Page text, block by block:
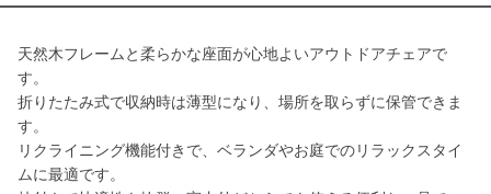
天然木フレームと柔らかな座面が心地よいアウトドアチェアで
す。
折りたたみ式で収納時は薄型になり、場所を取らずに保管できま
す。
リクライニング機能付きで、ベランダやお庭でのリラックスタイ
ムに最適です。